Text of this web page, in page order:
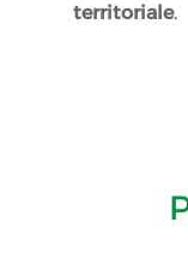
territoriale.